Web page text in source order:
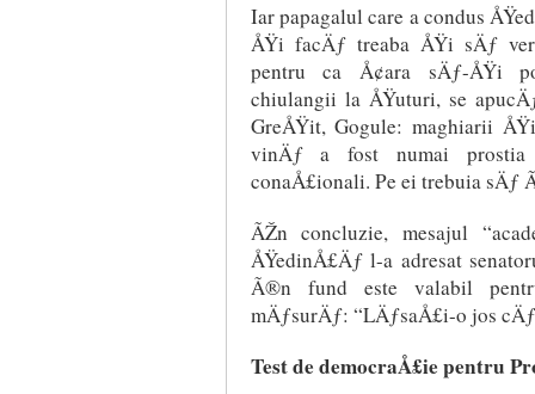
Iar papagalul care a condus
ÅŸi facÄƒ treaba ÅŸi sÄƒ
pentru ca Å¢ara sÄƒ-ÅŸi
chiulangii la ÅŸuturi, se
GreÅŸit, Gogule: maghiarii
vinÄƒ a fost numai
conaÅ£ionali. Pe ei trebuia
ÃŽn concluzie, mesajul
ÅŸedinÅ£Äƒ l-a adresat
Ã®n fund este valabil
mÄƒsurÄƒ: “LÄƒsaÅ£i-o jos
Test de democraÅ£ie pentru